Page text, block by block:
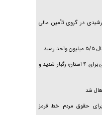
در گروی تأمین مالی
رسید
هشدار نارنجی هواشناسی برای ۴ استان؛ رگبار شدید و
شد
حقوق مردم خط قرمز